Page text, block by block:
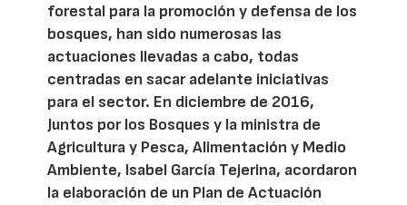
forestal para la promoción y defensa de los
bosques, han sido numerosas las
actuaciones llevadas a cabo, todas
centradas en sacar adelante iniciativas
para el sector. En diciembre de 2016,
Juntos por los Bosques y la ministra de
Agricultura y Pesca, Alimentación y Medio
Ambiente, Isabel García Tejerina, acordaron
la elaboración de un Plan de Actuación